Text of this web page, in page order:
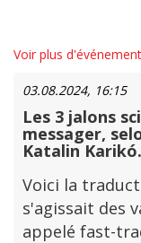
Voir plus
03.08.2024, 16:15
Les 3 jalons
messager,
Katalin Karikó.
Voici la
s'agissait des
appelé fast-